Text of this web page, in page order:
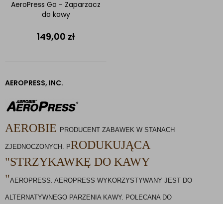
AeroPress Go - Zaparzacz
do kawy
149,00 zł
AEROPRESS, INC.
AEROBIE PRODUCENT ZABAWEK W STANACH
ZJEDNOCZONYCH. PRODUKUJĄCA
"STRZYKAWKĘ DO KAWY
"AEROPRESS. AEROPRESS WYKORZYSTYWANY JEST DO
ALTERNATYWNEGO PARZENIA KAWY. POLECANA DO